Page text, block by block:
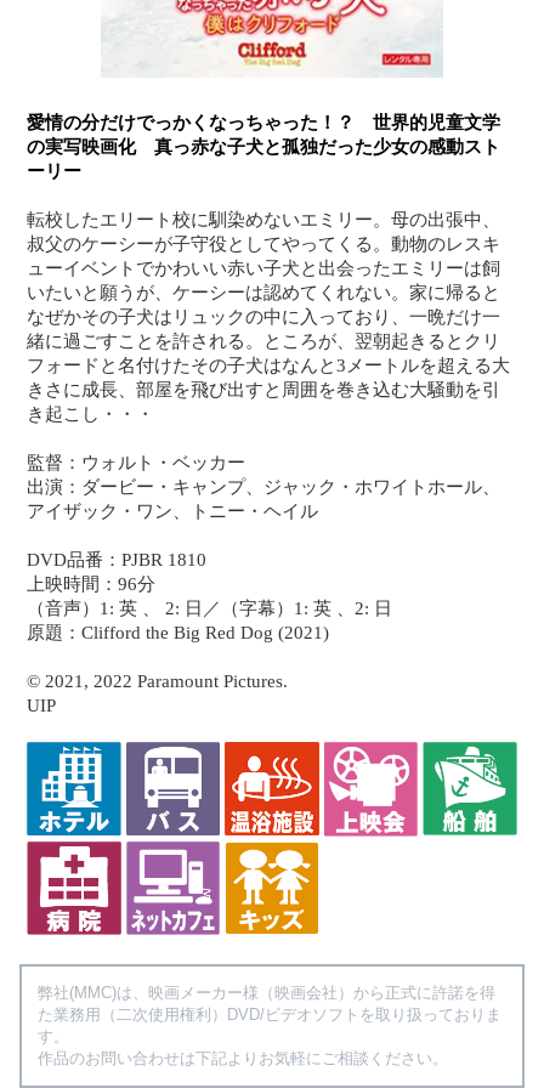
愛情の分だけでっかくなっちゃった！？ 世界的児童文学
の実写映画化 真っ赤な子犬と孤独だった少女の感動スト
ーリー
転校したエリート校に馴染めないエミリー。母の出張中、
叔父のケーシーが子守役としてやってくる。動物のレスキ
ューイベントでかわいい赤い子犬と出会ったエミリーは飼
いたいと願うが、ケーシーは認めてくれない。家に帰ると
なぜかその子犬はリュックの中に入っており、一晩だけ一
緒に過ごすことを許される。ところが、翌朝起きるとクリ
フォードと名付けたその子犬はなんと3メートルを超える大
きさに成長、部屋を飛び出すと周囲を巻き込む大騒動を引
き起こし・・・
監督：ウォルト・ベッカー
出演：ダービー・キャンプ、ジャック・ホワイトホール、
アイザック・ワン、トニー・ヘイル
DVD品番：PJBR 1810
上映時間：96分
（音声）1: 英 、 2: 日／（字幕）1: 英 、2: 日
原題：Clifford the Big Red Dog (2021)
© 2021, 2022 Paramount Pictures.
UIP
弊社(MMC)は、映画メーカー様（映画会社）から正式に許諾を得
た業務用（二次使用権利）DVD/ビデオソフトを取り扱っておりま
す。
作品のお問い合わせは下記よりお気軽にご相談ください。